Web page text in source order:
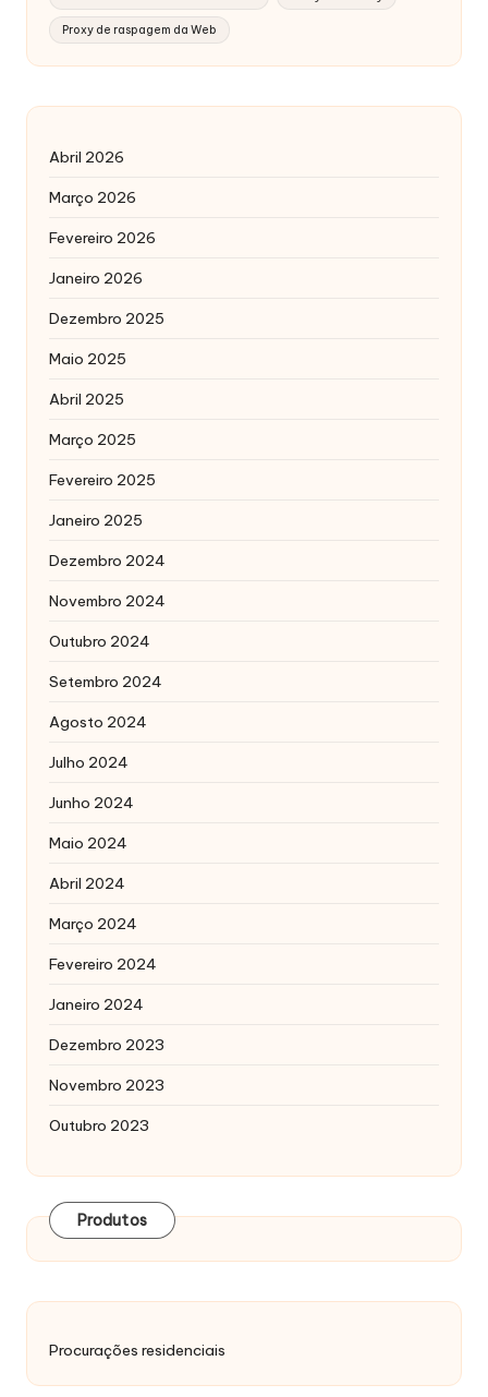
Proxy de raspagem da Web
Abril 2026
Março 2026
Fevereiro 2026
Janeiro 2026
Dezembro 2025
Maio 2025
Abril 2025
Março 2025
Fevereiro 2025
Janeiro 2025
Dezembro 2024
Novembro 2024
Outubro 2024
Setembro 2024
Agosto 2024
Julho 2024
Junho 2024
Maio 2024
Abril 2024
Março 2024
Fevereiro 2024
Janeiro 2024
Dezembro 2023
Novembro 2023
Outubro 2023
Produtos
Procurações residenciais